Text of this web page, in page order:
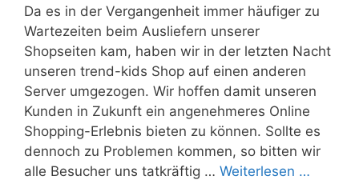
Da es in der Vergangenheit immer häufiger zu
Wartezeiten beim Ausliefern unserer
Shopseiten kam, haben wir in der letzten Nacht
unseren trend-kids Shop auf einen anderen
Server umgezogen. Wir hoffen damit unseren
Kunden in Zukunft ein angenehmeres Online
Shopping-Erlebnis bieten zu können. Sollte es
dennoch zu Problemen kommen, so bitten wir
alle Besucher uns tatkräftig … Weiterlesen …